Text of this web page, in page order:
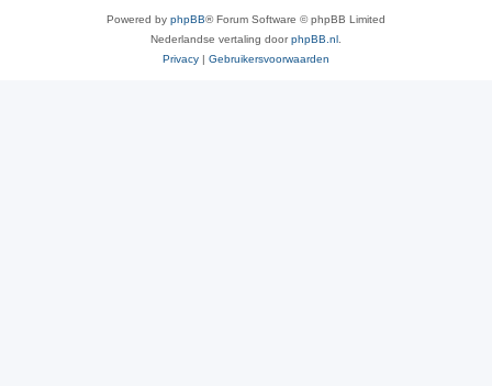
Powered by phpBB® Forum Software © phpBB Limited
Nederlandse vertaling doorphpBB.nl
Privacy | Gebruikersvoorwaarden